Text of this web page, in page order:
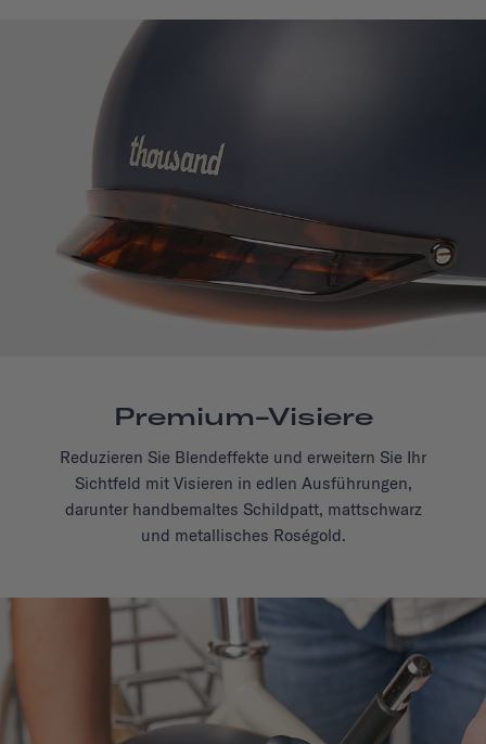
Premium-Visiere
Reduzieren Sie Blendeffekte und erweitern Sie Ihr
Sichtfeld mit Visieren in edlen Ausführungen,
darunter handbemaltes Schildpatt, mattschwarz
und metallisches Roségold.